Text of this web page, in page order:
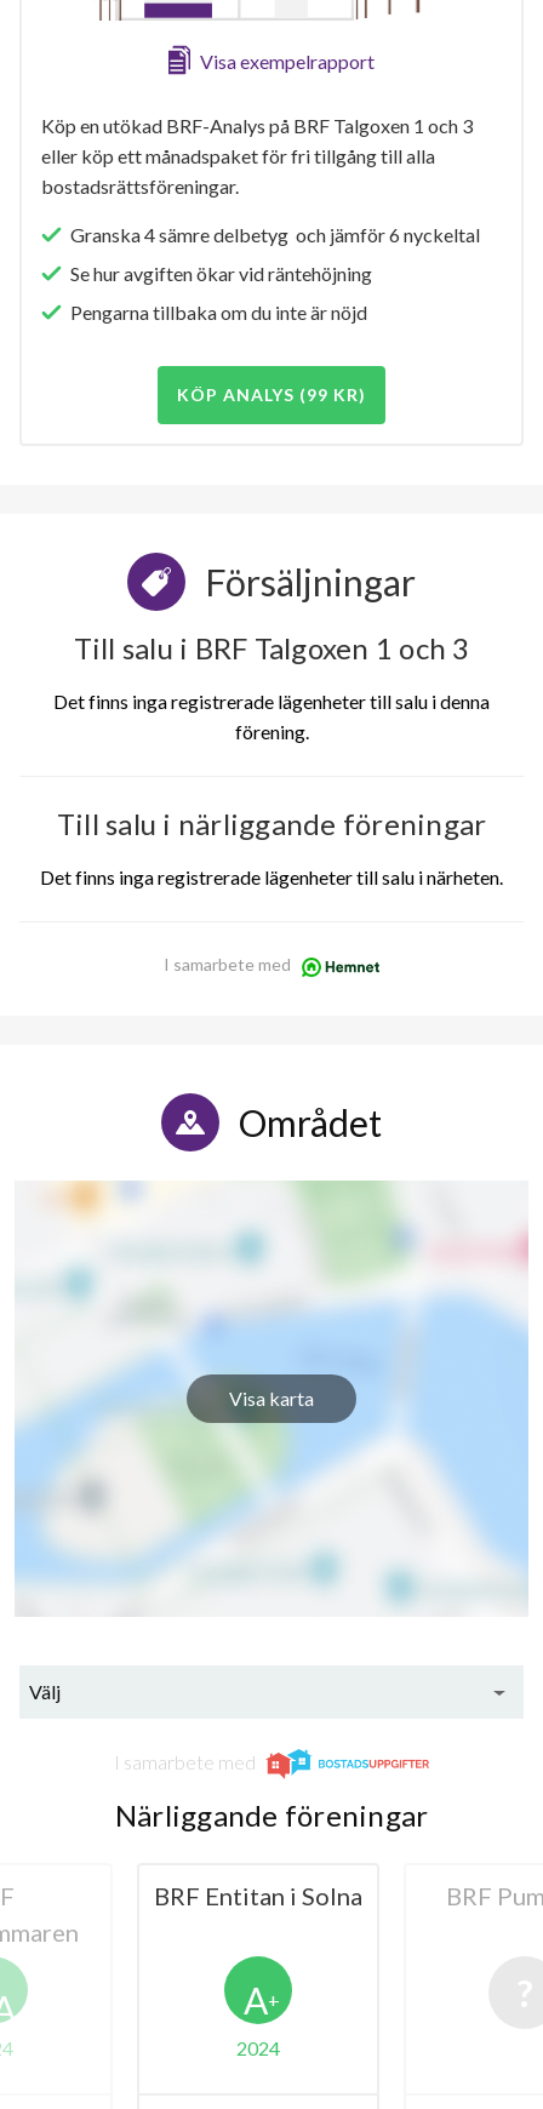
Visa exempelrapport
Köp en utökad BRF-Analys på BRF Talgoxen 1 och 3
eller köp ett månadspaket för fri tillgång till alla
bostadsrättsföreningar.
Granska 4 sämre delbetyg och jämför 6 nyckeltal
Se hur avgiften ökar vid räntehöjning
Pengarna tillbaka om du inte är nöjd
KÖP ANALYS (99 KR)
Försäljningar
Till salu i BRF Talgoxen 1 och 3
Det finns inga registrerade lägenheter till salu i denna
förening.
Till salu i närliggande föreningar
Det finns inga registrerade lägenheter till salu i närheten.
I samarbete med
Området
Visa karta
Välj
I samarbete med
Närliggande föreningar
i Solna
+
BRF Pumpan 1 BRF